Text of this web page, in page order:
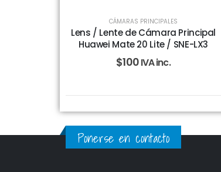
CÁMARAS PRINCIPALES
Lens / Lente de Cámara Principal
Huawei Mate 20 Lite / SNE-LX3
$100IVA inc.
Ponerse en contacto